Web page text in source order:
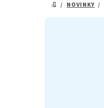
DOMŮ
/ NOVINKY /